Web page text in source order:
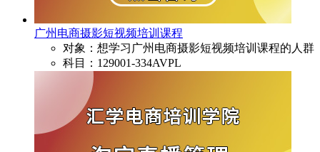
广州电商摄影短视频培训课程
对象：想学习广州电商摄影短视频培训课程的人群
科目：129001-334AVPL